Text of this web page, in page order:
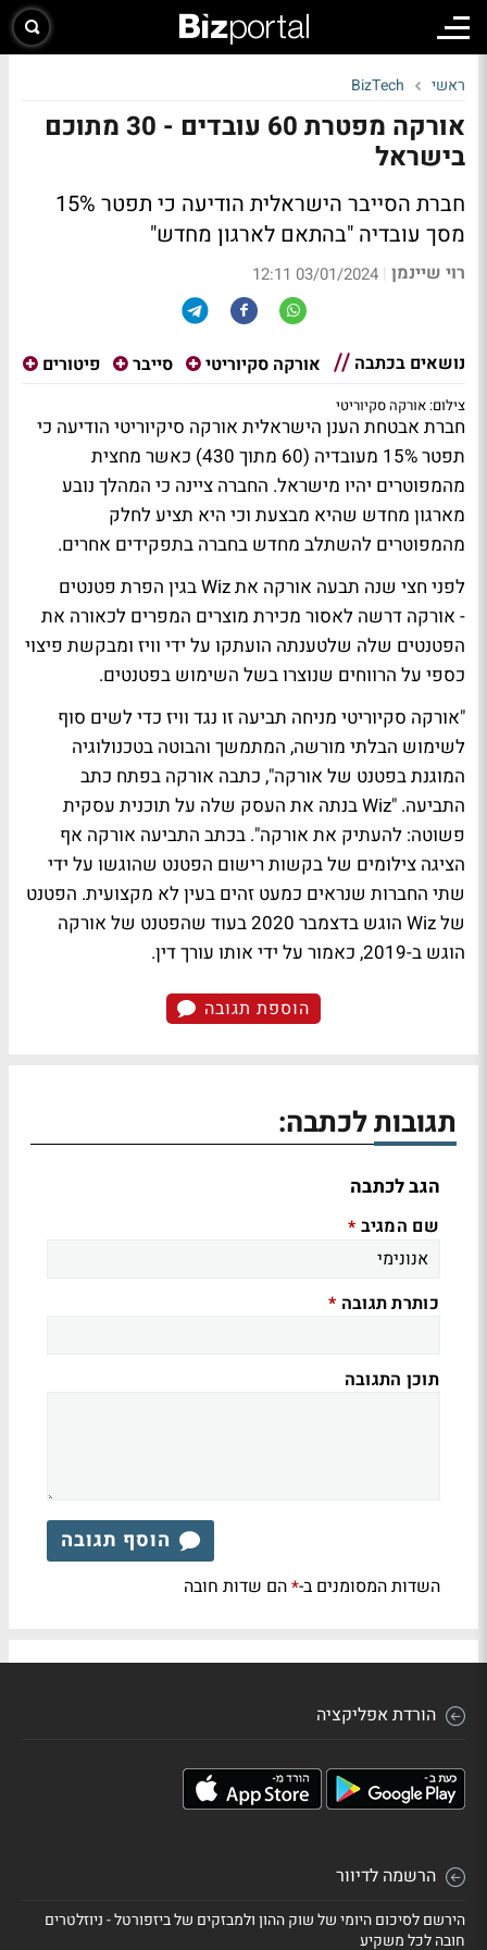
ראשי BizTech
אורקה מפטרת 60 עובדים - 30 מתוכם
בישראל
חברת הסייבר הישראלית הודיעה כי תפטר 15%
מסך עובדיה "בהתאם לארגון מחדש"
רוי שיינמן |
03/01/2024 12:11
נושאים בכתבה אורקה סקיוריטי סייבר פיטורים
צילום: אורקה סקיוריטי
חברת אבטחת הענן הישראלית אורקה סיקיוריטי הודיעה כי
תפטר 15% מעובדיה (60 מתוך 430) כאשר מחצית
מהמפוטרים יהיו מישראל. החברה ציינה כי המהלך נובע
מארגון מחדש שהיא מבצעת וכי היא תציע לחלק
מהמפוטרים להשתלב מחדש בחברה בתפקידים אחרים.
לפני חצי שנה תבעה אורקה את Wiz בגין הפרת פטנטים
- אורקה דרשה לאסור מכירת מוצרים המפרים לכאורה את
הפטנטים שלה שלטענתה הועתקו על ידי וויז ומבקשת פיצוי
כספי על הרווחים שנוצרו בשל השימוש בפטנטים.
"אורקה סקיוריטי מניחה תביעה זו נגד וויז כדי לשים סוף
לשימוש הבלתי מורשה, המתמשך והבוטה בטכנולוגיה
המוגנת בפטנט של אורקה", כתבה אורקה בפתח כתב
התביעה. "Wiz בנתה את העסק שלה על תוכנית עסקית
פשוטה: להעתיק את אורקה". בכתב התביעה אורקה אף
הציגה צילומים של בקשות רישום הפטנט שהוגשו על ידי
שתי החברות שנראים כמעט זהים בעין לא מקצועית. הפטנט
של Wiz הוגש בדצמבר 2020 בעוד שהפטנט של אורקה
הוגש ב-2019, כאמור על ידי אותו עורך דין.
הוספת תגובה
תגובות לכתבה:
הגב לכתבה
שם המגיב *
כותרת תגובה *
תוכן התגובה
הוסף תגובה
השדות המסומנים ב-*הם שדות חובה
הורדת אפליקציה
הרשמה לדיוור
הירשם לסיכום היומי של שוק ההון ולמבזקים של ביזפורטל - ניוזלטרים
חובה לכל משקיע